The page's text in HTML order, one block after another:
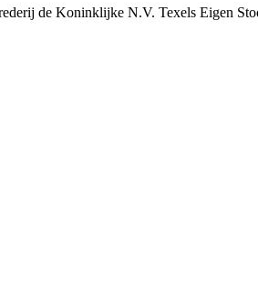
de Koninklijke N.V. Texels Eigen